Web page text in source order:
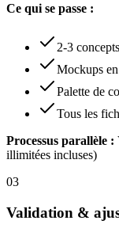
Ce qui se passe :
2-3
Mockups
Palette de
Tous les
Processus parallèle :
illimitées incluses)
03
Validation &